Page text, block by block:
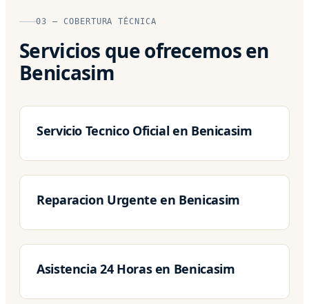
03 — COBERTURA TÉCNICA
Servicios que ofrecemos en
Benicasim
Servicio Tecnico Oficial en Benicasim
Reparacion Urgente en Benicasim
Asistencia 24 Horas en Benicasim